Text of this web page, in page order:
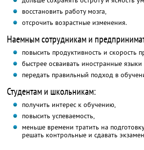
восстановить работу мозга,
отсрочить возрастные изменения.
Наемным сотрудникам и
повысить продуктивность и скорость
быстрее осваивать иностранные
передать правильный подход в
Студентам и школьникам:
получить интерес к обучению,
повысить успеваемость,
меньше времени тратить на
решать контрольные и сдавать